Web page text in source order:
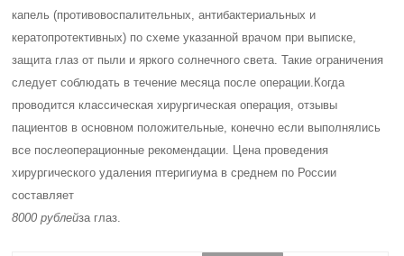
капель (противовоспалительных, антибактериальных и
кератопротективных) по схеме указанной врачом при выписке,
защита глаз от пыли и яркого солнечного света. Такие ограничения
следует соблюдать в течение месяца после операции. Когда
проводится классическая хирургическая операция, отзывы
пациентов в основном положительные, конечно если выполнялись
все послеоперационные рекомендации. Цена проведения
хирургического удаления птеригиума в среднем по России
составляет
8000 рублейза глаз.